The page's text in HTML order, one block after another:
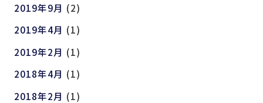
2019年9月 (2)
2019年4月 (1)
2019年2月 (1)
2018年4月 (1)
2018年2月 (1)